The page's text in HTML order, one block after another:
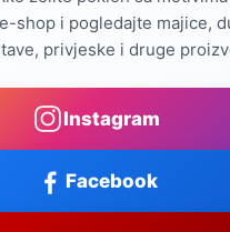
shop i pogledajte majice,
privjeske i druge
Instagram
Facebook